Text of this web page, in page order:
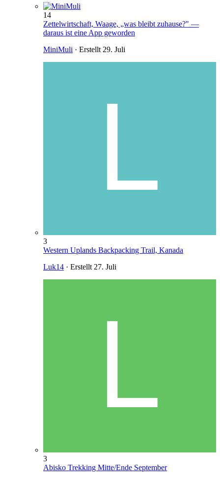
14
Zettelwirtschaft, Waage, „was bleibt zuhause?" —
daraus ist eine App geworden
MiniMuli · Erstellt 29. Juli
3
Western Uplands Backpacking Trail, Kanada
Luk14 · Erstellt 27. Juli
3
Abisko Trekking Mitte/Ende September